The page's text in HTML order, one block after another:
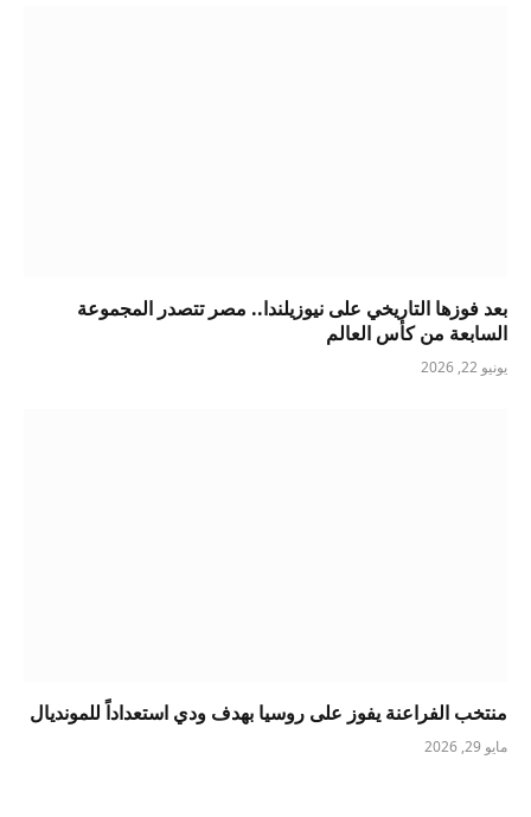
بعد فوزها التاريخي على نيوزيلندا.. مصر تتصدر المجموعة
السابعة من كأس العالم
يونيو 22, 2026
منتخب الفراعنة يفوز على روسيا بهدف ودي استعداداً للمونديال
مايو 29, 2026